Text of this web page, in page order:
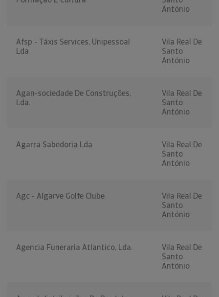
António
Afsp - Táxis Services, Unipessoal
Lda
Vila Real De
Santo
António
Agan-sociedade De Construções,
Lda.
Vila Real De
Santo
António
Agarra Sabedoria Lda
Vila Real De
Santo
António
Agc - Algarve Golfe Clube
Vila Real De
Santo
António
Agencia Funeraria Atlantico, Lda.
Vila Real De
Santo
António